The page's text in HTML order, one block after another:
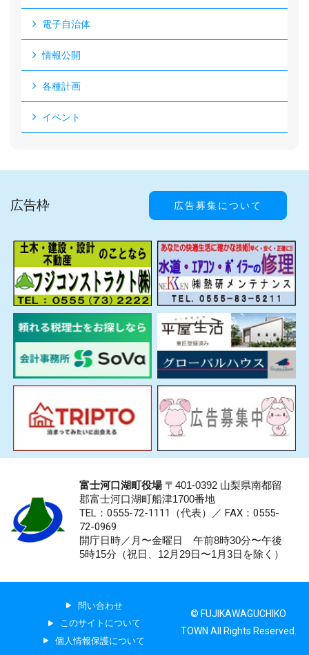
電子自治体
情報公開
各種計画
イベント
広告枠 広告募集について
富士河口湖町役場〒401-0392 山梨県南都留
郡富士河口湖町船津1700番地
TEL：0555-72-1111 （代表）／ FAX：0555-
72-0969
開庁日時／月〜金曜日 午前8時30分〜午後
5時15分（祝日、12月29日〜1月3日を除く）
問い合わせ
このサイトについて
個人情報保護について
© FUJIKAWAGUCHIKO
TOWN All Rights Reserved.